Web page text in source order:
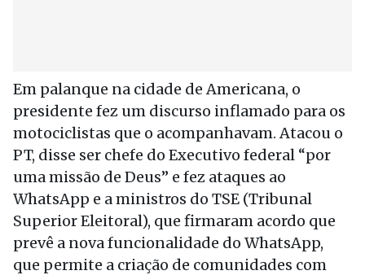
Em palanque na cidade de Americana, o
presidente fez um discurso inflamado para os
motociclistas que o acompanhavam. Atacou o
PT, disse ser chefe do Executivo federal “por
uma missão de Deus” e fez ataques ao
WhatsApp e a ministros do TSE (Tribunal
Superior Eleitoral), que firmaram acordo que
prevê a nova funcionalidade do WhatsApp,
que permite a criação de comunidades com